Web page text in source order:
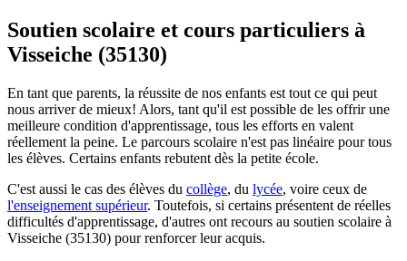
Soutien scolaire et cours particuliers à
Visseiche (35130)
En tant que parents, la réussite de nos enfants est tout ce qui peut
nous arriver de mieux! Alors, tant qu'il est possible de les offrir une
meilleure condition d'apprentissage, tous les efforts en valent
réellement la peine. Le parcours scolaire n'est pas linéaire pour tous
les élèves. Certains enfants rebutent dès la petite école.
C'est aussi le cas des élèves du collège, du lycée, voire ceux de
l'enseignement supérieur. Toutefois, si certains présentent de réelles
difficultés d'apprentissage, d'autres ont recours au soutien scolaire à
Visseiche (35130) pour renforcer leur acquis.